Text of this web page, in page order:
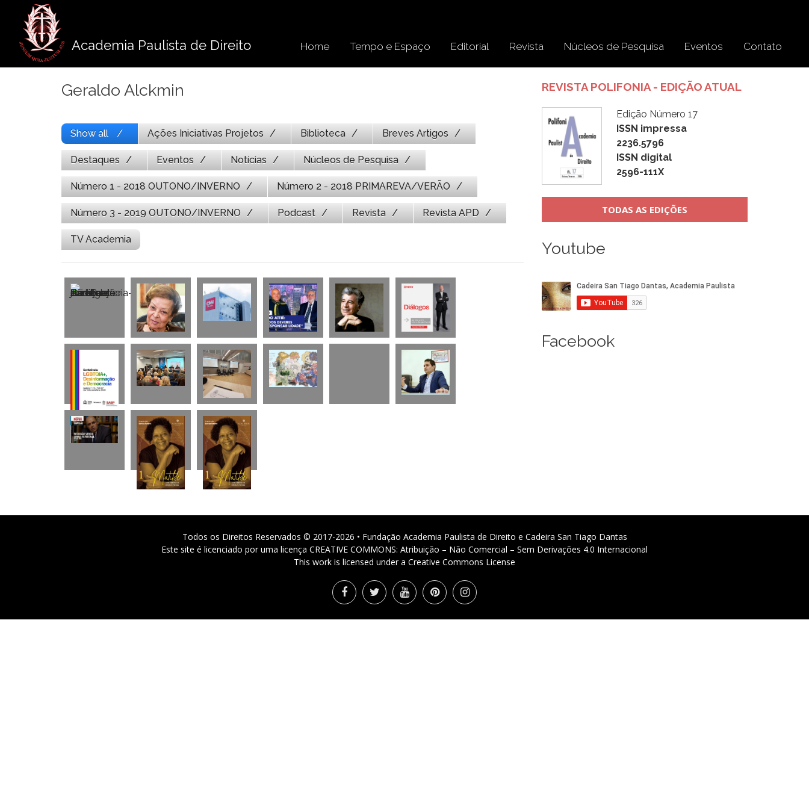
conteúdo
Academia Paulista de Direito Home Tempo e Espaço Editorial Revista Núcleos de Pesquisa Eventos Contato
Geraldo Alckmin
Show all Ações Iniciativas Projetos Biblioteca Breves Artigos
Destaques Eventos Notícias Núcleos de Pesquisa
Número 1 - 2018 OUTONO/INVERNO Número 2 - 2018 PRIMAREVA/VERÃO
Número 3 - 2019 OUTONO/INVERNO Podcast Revista Revista APD
TV Academia
REVISTA POLIFONIA - EDIÇÃO ATUAL
Edição Número 17
ISSN impressa
2236.5796
ISSN digital
2596-111X
TODAS AS EDIÇÕES
Youtube
Facebook
Todos os Direitos Reservados © 2017-2026 • Fundação Academia Paulista de Direito e Cadeira San Tiago Dantas
Este site é licenciado por uma licença CREATIVE COMMONS: Atribuição – Não Comercial – Sem Derivações 4.0 Internacional
This work is licensed under a Creative Commons License